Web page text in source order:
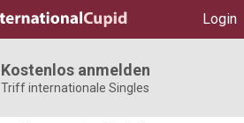
Login
Kostenlos anmelden
Triff internationale Singles